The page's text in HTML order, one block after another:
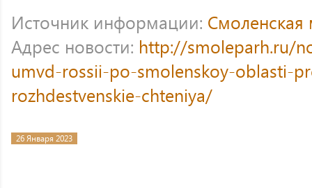
Источник информации:
Адрес новости: http://smoleparh.ru/
umvd-rossii-po-smolenskoy-oblasti-
rozhdestvenskie-chteniya/
26 Января 2023